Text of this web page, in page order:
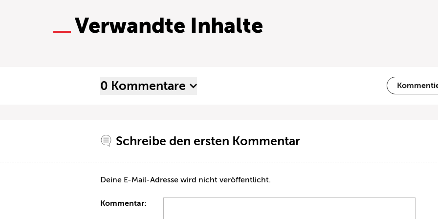
Verwandte Inhalte
0 Kommentare
Schreibe den ersten Kommentar
Deine E-Mail-Adresse wird nicht veröffentlicht.
Kommentar: